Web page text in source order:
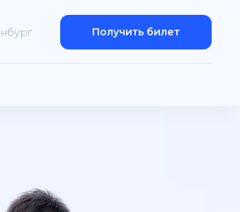
Получить билет